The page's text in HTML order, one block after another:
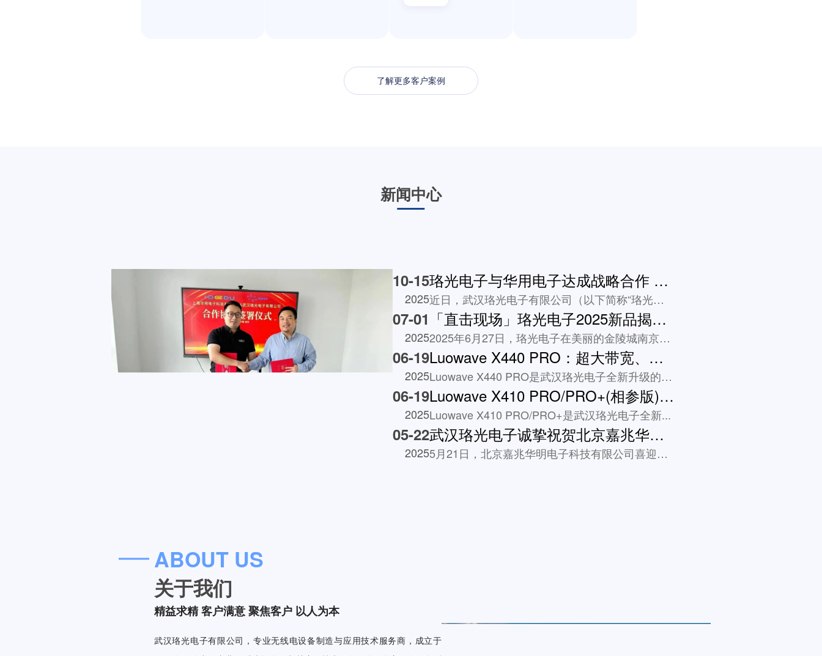
了解更多客户案例
新闻中心
10-15
2025
珞光电子与华用电子达成战略合作 共拓软件无线电教育市场
近日，武汉珞光电子有限公司（以下简称“珞光电子”）与上海华用...
07-01
2025
「直击现场」珞光电子2025新品揭晓：Luowave系列新品以硬核技术重塑行业标杆
2025年6月27日，珞光电子在美丽的金陵城南京举办2025...
06-19
2025
Luowave X440 PRO：超大带宽、多通道相参同步的旗舰型软件无线电设备
Luowave X440 PRO是武汉珞光电子全新升级的高性...
06-19
2025
Luowave X410 PRO/PRO+(相参版)：宽频段、大带宽、多通道的4×4高性能软件无线电设备
Luowave X410 PRO/PRO+是武汉珞光电子全新...
05-22
2025
武汉珞光电子诚挚祝贺北京嘉兆华明乔迁志庆
5月21日，北京嘉兆华明电子科技有限公司喜迎乔迁之喜，正式入...
ABOUT US
关于我们
精益求精 客户满意 聚焦客户 以人为本
武汉珞光电子有限公司，专业无线电设备制造与应用技术服务商，成立于